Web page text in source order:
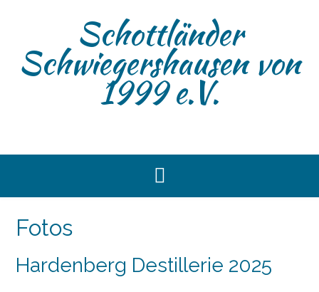
Schottländer
Schwiegershausen von
1999 e.V.
Fotos
Hardenberg Destillerie 2025